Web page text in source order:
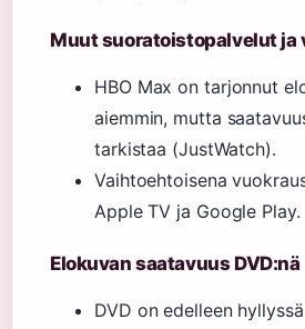
Muut suoratoistopalvelut ja
HBO Max on tarjonnut
aiemmin, mutta
tarkistaa (JustWatch).
Vaihtoehtoisena
Apple TV ja Google Play.
Elokuvan saatavuus DVD:nä
DVD on edelleen